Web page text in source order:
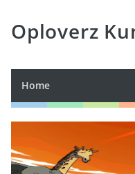
Oploverz
Home